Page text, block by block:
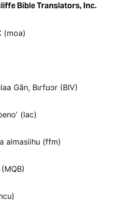
Bible Translators, Inc.
(moa)
Gãn, Bɩrfʊɔr (BIV)
(lac)
almasiihu (ffm)